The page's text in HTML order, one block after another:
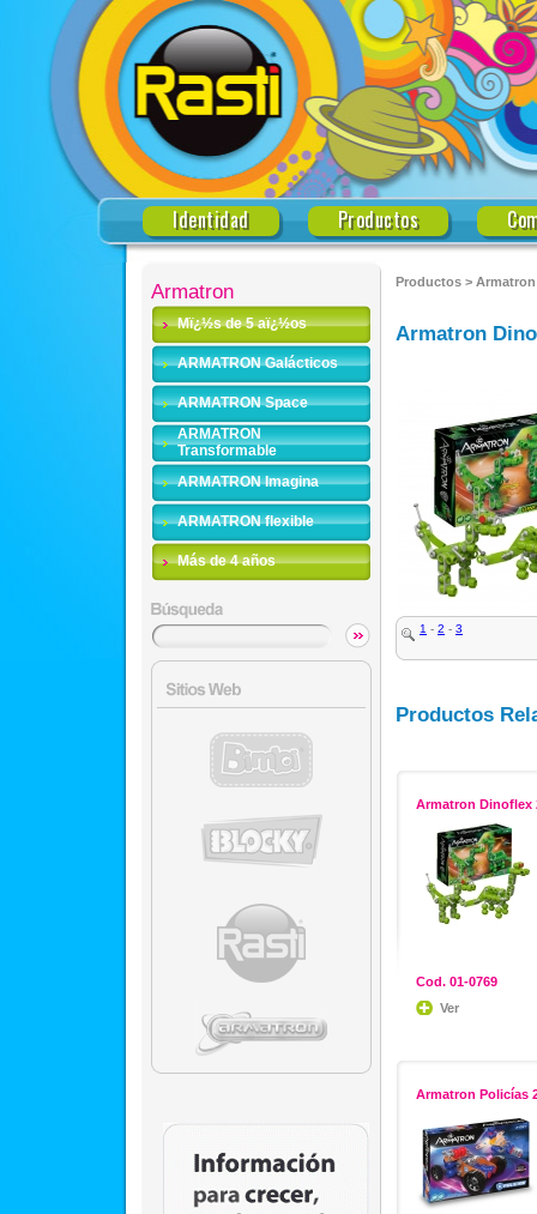
Identidad Productos
Armatron
Mï¿½s de 5 aï¿½os
ARMATRON Galácticos
ARMATRON Space
ARMATRON
Transformable
ARMATRON Imagina
ARMATRON flexible
Más de 4 años
Productos > Armatron
Armatron
1 - 2 - 3
Productos
Armatron Dinoflex
Cod. 01-0769
Ver
Armatron Policías